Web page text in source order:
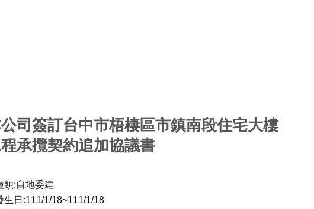
司簽訂台中市梧棲區市鎮南段住宅大樓
承攬契約追加協議書
類:自地委建
生日:111/1/18~111/1/18